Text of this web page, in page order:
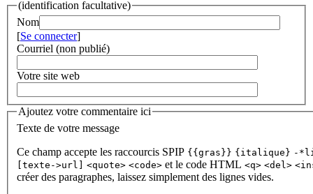
(identification facultative)
Nom
[Se connecter]
Courriel (non publié)
Votre site web
Ajoutez votre commentaire ici
Texte de votre message
Ce champ accepte les raccourcis SPIP {{gras}} {italique} -
[texte->url] <quote> <code> et le code HTML <q> <del>
créer des paragraphes, laissez simplement des lignes vides.